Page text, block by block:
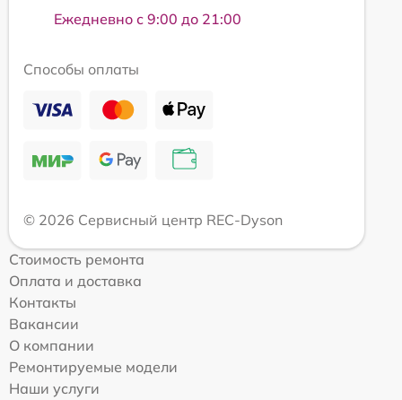
Ежедневно с 9:00 до 21:00
Способы оплаты
© 2026 Сервисный центр REC-Dyson
Стоимость ремонта
Оплата и доставка
Контакты
Вакансии
О компании
Ремонтируемые модели
Наши услуги